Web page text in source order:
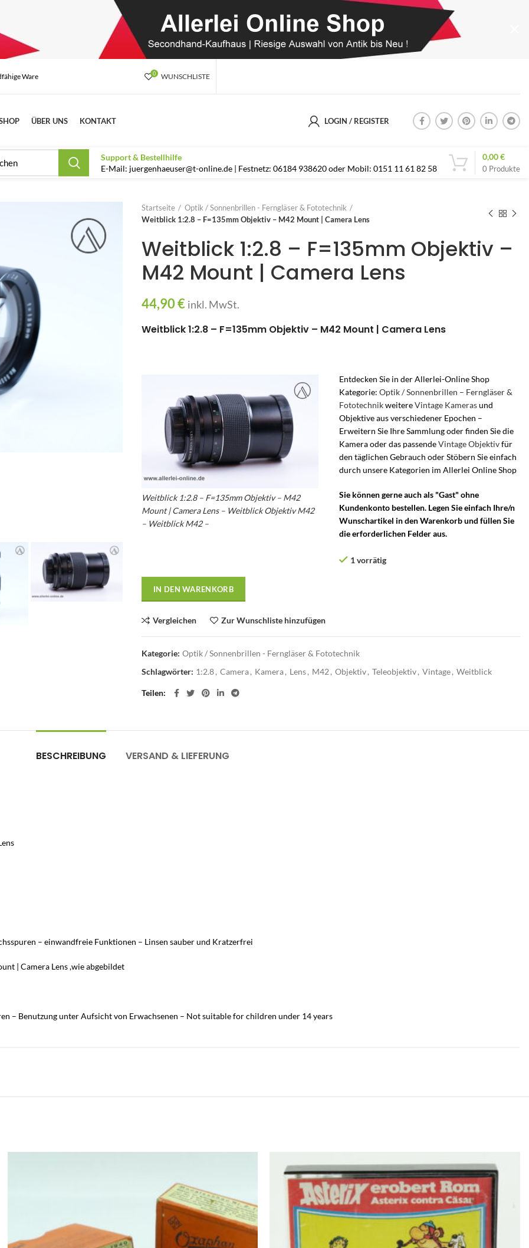
Ware 0 WUNSCHLISTE
ÜBER UNS KONTAKT LOGIN / REGISTER
Support & Bestellhilfe
E-Mail: juergenhaeuser@t-online.de | Festnetz: 06184 938620 oder Mobil: 0151 11 61 82 58
0 Produkte
0,00€
Startseite
Optik / Sonnenbrillen - Ferngläser & Fototechnik
Weitblick 1:2.8 – F=135mm Objektiv – M42 Mount | Camera Lens
Weitblick 1:2.8 – F=135mm Objektiv –
M42 Mount | Camera Lens
44,90€ inkl. MwSt.
Weitblick 1:2.8 – F=135mm Objektiv – M42 Mount | Camera Lens
Weitblick 1:2.8 – F=135mm Objektiv – M42
Mount | Camera Lens – Weitblick Objektiv M42
– Weitblick M42 –
Entdecken Sie in der Allerlei-Online Shop
Kategorie: Optik / Sonnenbrillen – Ferngläser &
FototechnikweitereVintage Kamerasund
Objektive aus verschiedener Epochen –
Erweitern Sie Ihre Sammlung oder finden Sie die
Kamera oder das passendeVintage Objektivfür
den täglichen Gebrauch oder Stöbern Sie einfach
durch unsere Kategorien im Allerlei Online Shop
Sie können gerne auch als "Gast" ohne
Kundenkonto bestellen. Legen Sie einfach Ihre/n
Wunschartikel in den Warenkorb und füllen Sie
die erforderlichen Felder aus.
1 vorrätig
IN DEN WARENKORB
Vergleichen Zur Wunschliste hinzufügen
Kategorie: Optik / Sonnenbrillen - Ferngläser & Fototechnik
Schlagwörter: 1:2.8, Camera, Kamera, Lens, M42 , Objektiv, Teleobjektiv, Vintage, Weitblick
Teilen
BESCHREIBUNG VERSAND & LIEFERUNG
– einwandfreie Funktionen – Linsen sauber und Kratzerfrei
| Camera Lens ,wie abgebildet
– Benutzung unter Aufsicht von Erwachsenen – Not suitable for children under 14 years